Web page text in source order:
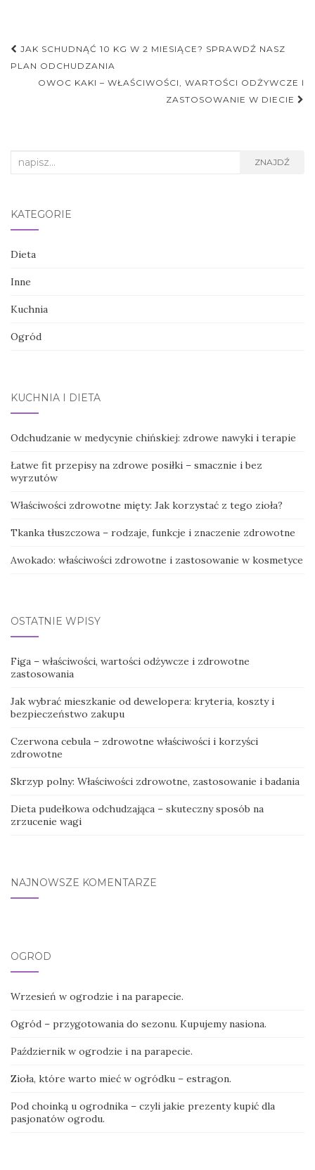
Nawigacja
postu
JAK SCHUDNĄĆ 10 KG W 2 MIESIĄCE? SPRAWDŹ NASZ
PLAN ODCHUDZANIA
OWOC KAKI – WŁAŚCIWOŚCI, WARTOŚCI ODŻYWCZE I
ZASTOSOWANIE W DIECIE
Search
ZNAJDŹ
KATEGORIE
Dieta
Inne
Kuchnia
Ogród
KUCHNIA I DIETA
Odchudzanie w medycynie chińskiej: zdrowe nawyki i terapie
Łatwe fit przepisy na zdrowe posiłki – smacznie i bez
wyrzutów
Właściwości zdrowotne mięty: Jak korzystać z tego zioła?
Tkanka tłuszczowa – rodzaje, funkcje i znaczenie zdrowotne
Awokado: właściwości zdrowotne i zastosowanie w kosmetyce
OSTATNIE WPISY
Figa – właściwości, wartości odżywcze i zdrowotne
zastosowania
Jak wybrać mieszkanie od dewelopera: kryteria, koszty i
bezpieczeństwo zakupu
Czerwona cebula – zdrowotne właściwości i korzyści
zdrowotne
Skrzyp polny: Właściwości zdrowotne, zastosowanie i badania
Dieta pudełkowa odchudzająca – skuteczny sposób na
zrzucenie wagi
NAJNOWSZE KOMENTARZE
OGRÓD
Wrzesień w ogrodzie i na parapecie.
Ogród – przygotowania do sezonu. Kupujemy nasiona.
Październik w ogrodzie i na parapecie.
Zioła, które warto mieć w ogródku – estragon.
Pod choinką u ogrodnika – czyli jakie prezenty kupić dla
pasjonatów ogrodu.